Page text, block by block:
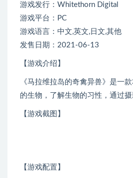
游戏发行：Whitethorn Digital
游戏平台：PC
游戏语言：中文,英文,日文,其他
发售日期：2021-06-13
【游戏介绍】
《马拉维拉岛的奇禽异兽》是一
的生物，了解生物的习性，通过
【游戏截图】
【游戏配置】